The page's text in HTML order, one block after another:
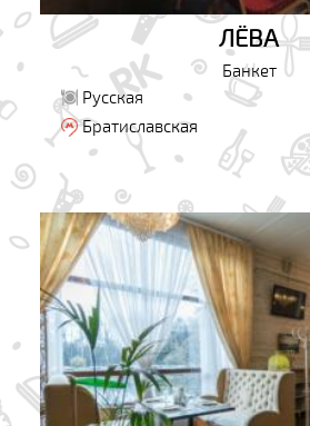
ЛЁВА
Банкет
Русская
Братиславская